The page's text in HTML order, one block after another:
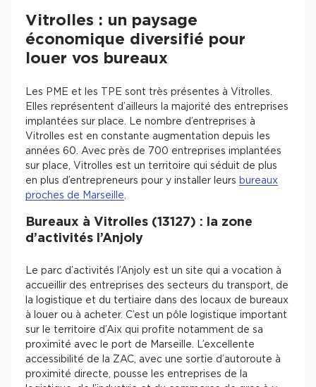
Bureaux privés à Marseille
Bureaux privés à Neuilly-sur-Seine
Plateaux opérés
Plateaux opérés à Paris
Plateaux opérés à Lyon
Plateaux opérés à Neuilly-sur-Seine
Plateaux opérés à Saint-Ouen
Plateaux opérés à Boulogne-Billancourt
Collections Flex / Coworking
Bureaux privés avec terrasse
Guide & Conseils
Livrets blancs & Études
Vitrolles : un paysage
économique diversifié pour
louer vos bureaux
Les PME et les TPE sont très présentes à Vitrolles.
Elles représentent d’ailleurs la majorité des entreprises
implantées sur place. Le nombre d’entreprises à
Vitrolles est en constante augmentation depuis les
années 60. Avec près de 700 entreprises implantées
sur place, Vitrolles est un territoire qui séduit de plus
en plus d’entrepreneurs pour y installer leurs bureaux
proches de Marseille.
Bureaux à Vitrolles (13127) : la zone
d’activités l’Anjoly
Le parc d’activités l’Anjoly est un site qui a vocation à
accueillir des entreprises des secteurs du transport, de
la logistique et du tertiaire dans des locaux de bureaux
à louer ou à acheter. C’est un pôle logistique important
sur le territoire d’Aix qui profite notamment de sa
proximité avec le port de Marseille. L’excellente
accessibilité de la ZAC, avec une sortie d’autoroute à
proximité directe, pousse les entreprises de la